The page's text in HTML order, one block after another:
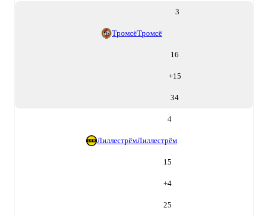
3
ТромсёТромсё
16
+15
34
4
ЛиллестрёмЛиллестрём
15
+4
25